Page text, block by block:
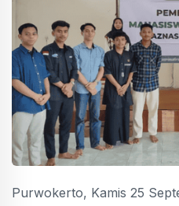
Purwokerto, Kamis 25